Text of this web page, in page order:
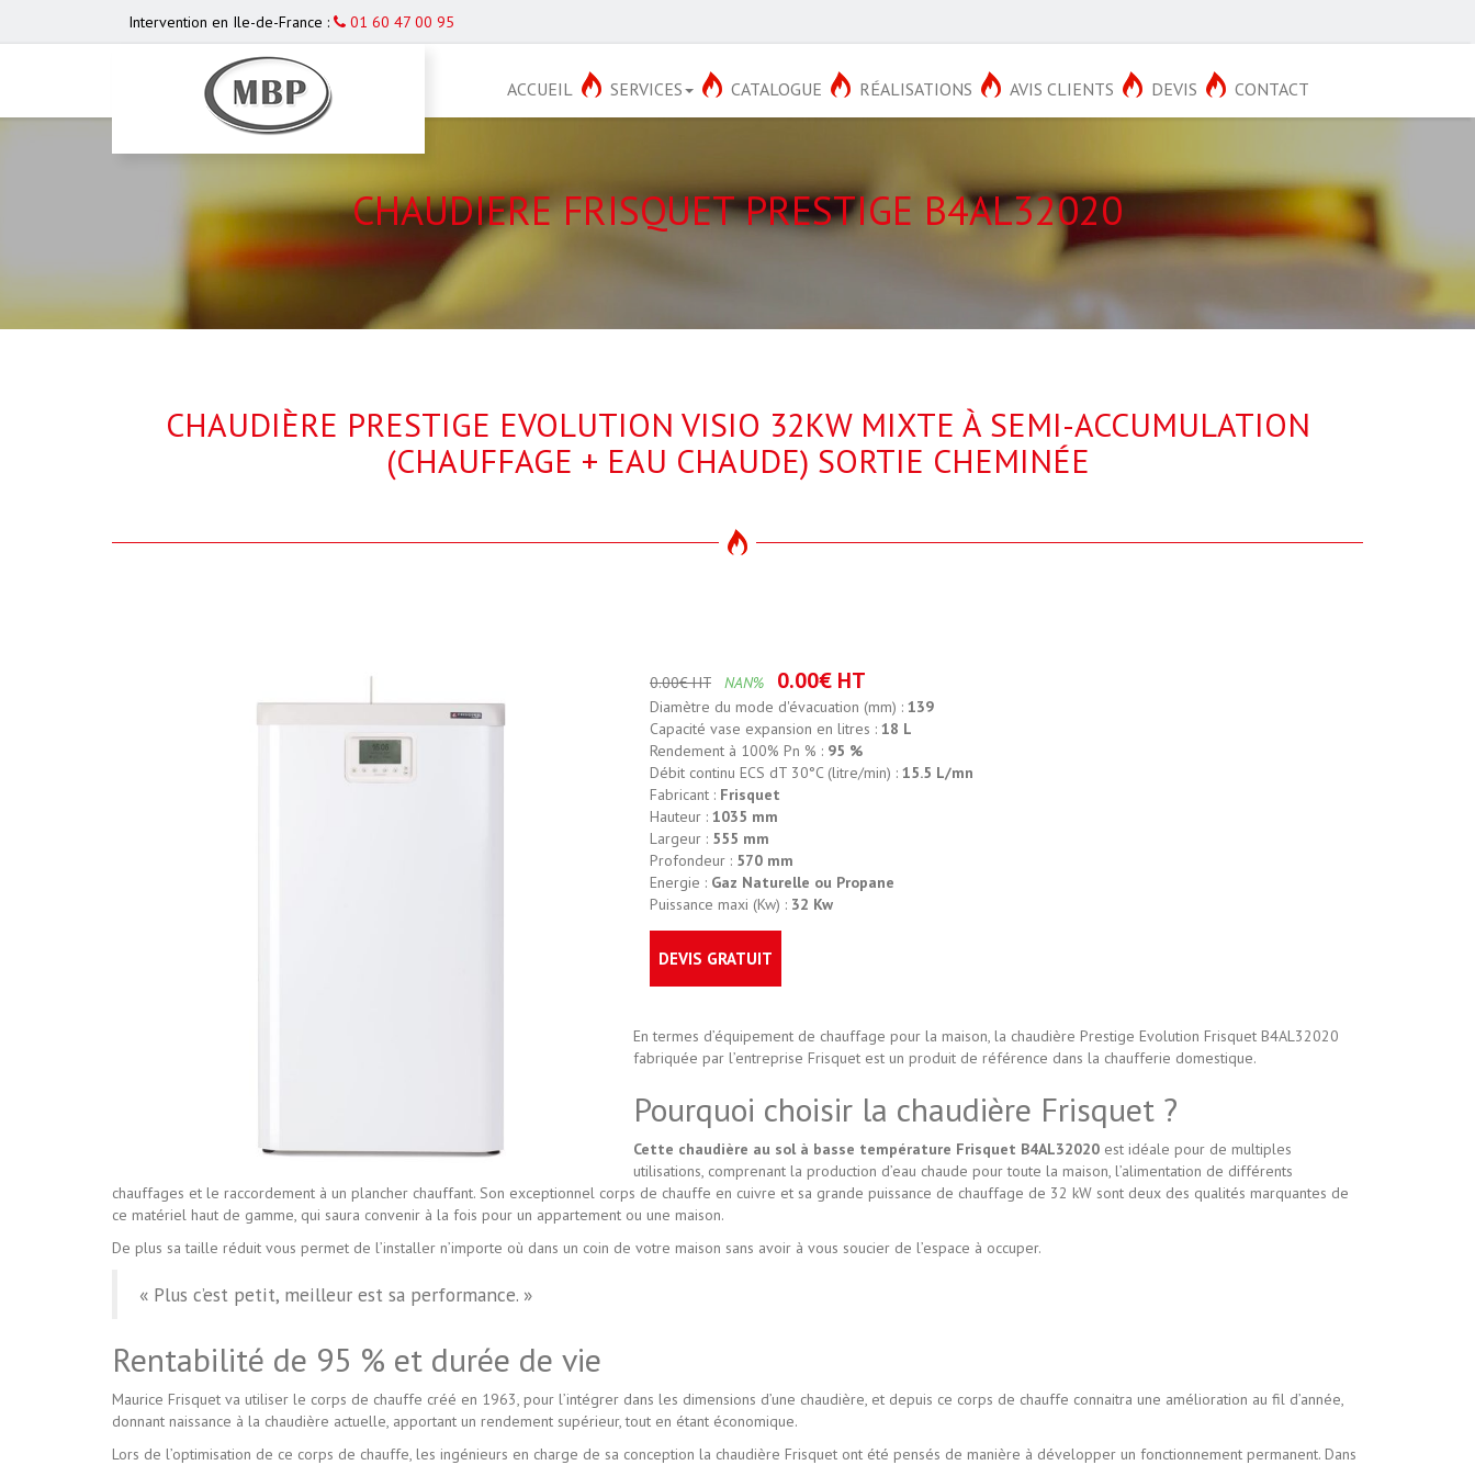
Intervention en Ile-de-France : 01 60 47 00 95
ACCUEIL SERVICES CATALOGUE RÉALISATIONS AVIS CLIENTS DEVIS CONTACT
CHAUDIERE FRISQUET PRESTIGE B4AL32020
CHAUDIÈRE PRESTIGE EVOLUTION VISIO 32KW MIXTE À SEMI-ACCUMULATION
(CHAUFFAGE + EAU CHAUDE) SORTIE CHEMINÉE
0.00€ HT NAN% 0.00€ HT
Diamètre du mode d'évacuation (mm) : 139
Capacité vase expansion en litres : 18 L
Rendement à 100% Pn % : 95 %
Débit continu ECS dT 30°C (litre/min) : 15.5 L/mn
Fabricant : Frisquet
Hauteur : 1035 mm
Largeur : 555 mm
Profondeur : 570 mm
Energie : Gaz Naturelle ou Propane
Puissance maxi (Kw) : 32 Kw
DEVIS GRATUIT
En termes d’équipement de chauffage pour la maison, la chaudière Prestige Evolution Frisquet B4AL32020
fabriquée par l’entreprise Frisquet est un produit de référence dans la chaufferie domestique.
Pourquoi choisir la chaudière Frisquet ?
Cette chaudière au sol à basse température Frisquet B4AL32020 est idéale pour de multiples
utilisations, comprenant la production d’eau chaude pour toute la maison, l’alimentation de différents
chauffages et le raccordement à un plancher chauffant. Son exceptionnel corps de chauffe en cuivre et sa grande puissance de chauffage de 32 kW sont deux des qualités marquantes de
ce matériel haut de gamme, qui saura convenir à la fois pour un appartement ou une maison.
De plus sa taille réduit vous permet de l’installer n’importe où dans un coin de votre maison sans avoir à vous soucier de l’espace à occuper.
« Plus c’est petit, meilleur est sa performance. »
Rentabilité de 95 % et durée de vie
Maurice Frisquet va utiliser le corps de chauffe créé en 1963, pour l’intégrer dans les dimensions d’une chaudière, et depuis ce corps de chauffe connaitra une amélioration au fil d’année,
donnant naissance à la chaudière actuelle, apportant un rendement supérieur, tout en étant économique.
Lors de l’optimisation de ce corps de chauffe, les ingénieurs en charge de sa conception la chaudière Frisquet ont été pensés de manière à développer un fonctionnement permanent. Dans